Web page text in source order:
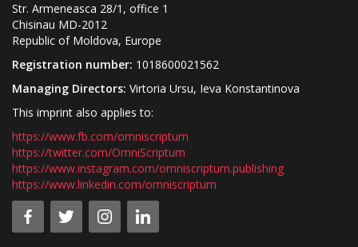
Str. Armeneasca 28/1, office 1
Chisinau MD-2012
Republic of Moldova, Europe
Registration number: 1018600021562
Managing Directors: Virtoria Ursu, Ieva Konstantinova
This imprint also applies to:
https://www.fb.com/omniscriptum
https://twitter.com/OmniScriptum
https://www.instagram.com/omniscriptum.publishing
https://www.linkedin.com/omniscriptum